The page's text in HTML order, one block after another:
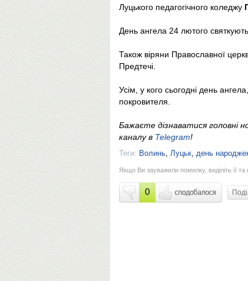
Луцького педагогічного коледжу
День ангела 24 лютого
Також віряни Православної
Предтечі.
Усім, у кого сьогодні день
покровителя.
Бажаєте дізнаватися головні
каналу в Telegram!
Теги: Волинь, Луцьк, день
Якщо Ви зауважили помилку, виділіть її
0